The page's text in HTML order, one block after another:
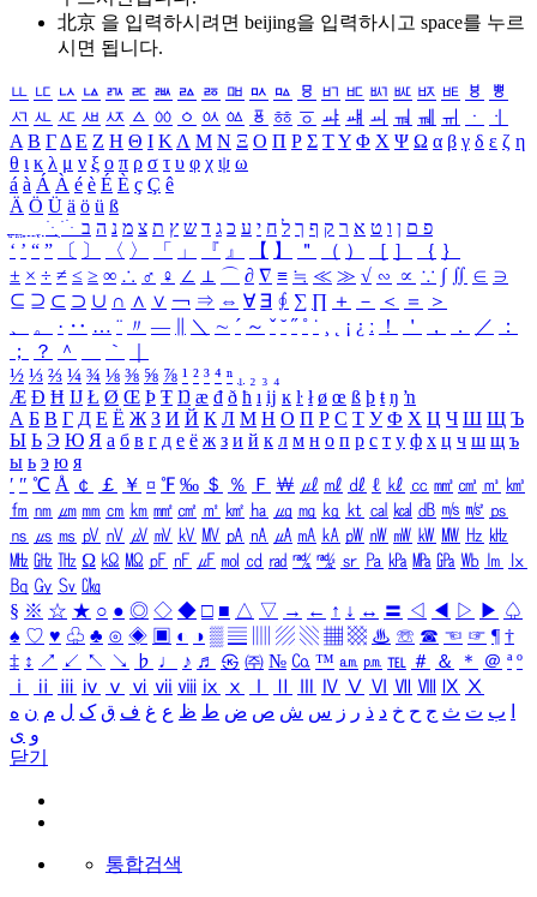
北京 을 입력하시려면 beijing을 입력하시고 space를 누르
시면 됩니다.
ㅥ ㅦ ㅧ ㅨ ㅩ ㅪ ㅫ ㅬ ㅭ ㅮ ㅯ ㅰ ㅱ ㅲ ㅳ ㅴ ㅵ ㅶ ㅷ ㅸ
ㅹ
ㅺ ㅻ ㅼ ㅽ ㅾ ㅿ ㆀ ㆁ ㆂ ㆃ ㆄ ㆅ ㆆ ㆇ ㆈ ㆉ ㆊ ㆋ ㆌ ㆍ
ㆎ
Α Β ΓΔ Ε Ζ Η Θ Ι ΚΛ Μ Ν Ξ Ο Π Ρ Σ ΤΥ Φ Χ Ψ Ω α β γ δ ε ζ η
θ ι κ λ μ ν ξ ο π ρ σ τ υ φ χ ψ ω
á à Á À é è É È ç Ç ê
Ä Ö Ü ä ö ü ß
ִֶֹ ֻּ ׁׂ פ ם ן ו ט א ר ק ף ך ל ח י ע כ ג ד ש ץ ת צ מ נ ה ב
‘ ’ “ ” 〔 〕 〈 〉 「 」 『 』 【 】 ＂ （ ） ［ ］ ｛ ｝
± × ÷ ≠ ≤ ≥ ∞ ∴ ♂ ♀ ∠ ⊥ ⌒ ∂ ∇ ≡ ≒ ≪ ≫ √ ∽ ∝ ∵ ∫ ∬ ∈ ∋
⊆ ⊇ ⊂ ⊃ ∪ ∩ ∧ ∨ ￢ ⇒ ⇔ ∀ ∃ ∮ ∑ ∏ ＋ － ＜ ＝
＞
、
。 · ‥ … ¨ 〃 ― ＼ ∼ ´ ～ ˇ ˘ ˝ ˚ ˙ ¸ ¡ ¿ ː ！ ＇ ， ． ／
：
；
？ ＾ ｀
½ ⅓ ⅔ ¼ ¾ ⅛ ⅜ ⅝ ⅞ ¹ ² ³ ⁴ ⁿ ₁ ₂ ₃ ₄
Æ Ð Ħ Ĳ Ł Ø Œ Þ Ŧ Ŋ æ đ ð ħ ı ĳ ĸ ŀ ł ø œ ß þ ŧ ŋ ŉ
А Б В Г Д Е Ё Ж З И Й К Л М Н О П Р С Т У Ф Х Ц Ч Ш Щ Ъ
Ы Ь Э Ю Я а б в г д е ё ж з и й к л м н о п р с т у ф х ц ч ш щ ъ
ы ь э ю я
′ ″ ℃ Å ￠ ￡ ￥ ¤ ℉ ‰ ＄ ％ Ｆ ￦ ㎕ ㎖ ㎗ ℓ ㎘ ㏄ ㎣ ㎤ ㎥ ㎦
㎙ ㎚ ㎛ ㎜ ㎝ ㎞ ㎟ ㎠ ㎡ ㎢ ㏊ ㎍ ㎎ ㎏ ㏏ ㎈ ㎉ ㏈ ㎧ ㎨ ㎰
㎱ ㎲ ㎳ ㎴ ㎵ ㎶ ㎷ ㎸ ㎹ ㎀ ㎁ ㎂ ㎃ ㎄ ㎺ ㎻ ㎽ ㎾ ㎿ ㎐ ㎑
㎒ ㎓ ㎔ Ω ㏀ ㏁ ㎊ ㎋ ㎌ ㏖ ㏅ ㎭ ㎮ ㎯ ㏛ ㎩ ㎪ ㎫ ㎬ ㏝ ㏐
㏓
㏃ ㏉ ㏜ ㏆
§ ※ ☆ ★ ○ ● ◎ ◇ ◆ □ ■ △ ▽ → ← ↑ ↓ ↔ 〓 ◁ ◀ ▷ ▶ ♤
♠ ♡ ♥ ♧ ♣ ⊙ ◈ ▣ ◐ ◑ ▒ ▤ ▨ ▧ ▦ ▩ ♨ ☏ ☎ ☜ ☞ ¶ †
‡ ↕ ↗ ↙ ↖ ↘ ♭ ♩ ♪ ♬ ㉿ ㈜ № ㏇ ™ ㏂ ㏘ ℡ ＃ ＆ ＊ ＠ ª º
ⅰ
ⅱ ⅲ ⅳ ⅴ ⅵ ⅶ ⅷ ⅸ ⅹ Ⅳ Ⅴ Ⅵ Ⅶ Ⅷ Ⅸ Ⅹ
ب ت ث ج ح خ د ذ ر ز س ش ص ض ط ظ ع غ ف ق ک ل م ن ه
و ی
닫기
통합검색